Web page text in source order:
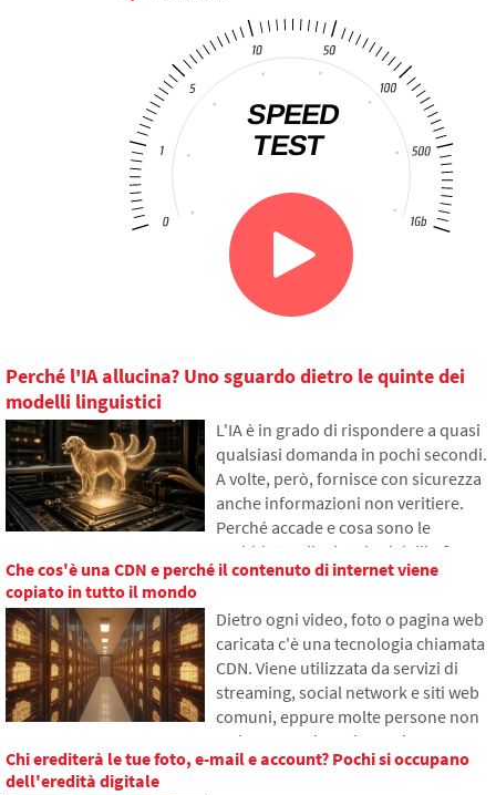
Perché l'IA allucina? Uno sguardo dietro le quinte dei
modelli linguistici
L'IA è in grado di rispondere a quasi
qualsiasi domanda in pochi secondi.
A volte, però, fornisce con sicurezza
anche informazioni non veritiere.
Perché accade e cosa sono le
cosiddette allucinazioni dell'IA?
Nell'articolo spiegheremo come
linguistici, perché a volte generano
risposte false e come i
programmatori cercano di ridurre
gradualmente questo problema.
Che cos'è una CDN e perché il contenuto di internet viene
copiato in tutto il mondo
Dietro ogni video, foto o pagina web
caricata c'è una tecnologia chiamata
CDN. Viene utilizzata da servizi di
streaming, social network e siti web
comuni, eppure molte persone non
ne hanno mai sentito parlare.
Nell'articolo spiegheremo cosa
Chi erediterà le tue foto, e-mail e account? Pochi si occupano
dell'eredità digitale